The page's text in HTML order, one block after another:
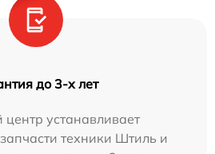
до 3-х лет
устанавливает
техники Штиль и